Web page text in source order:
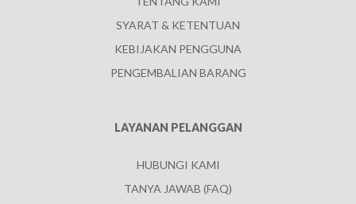
SYARAT & KETENTUAN
KEBIJAKAN PENGGUNA
PENGEMBALIAN BARANG
LAYANAN PELANGGAN
HUBUNGI KAMI
TANYA JAWAB (FAQ)